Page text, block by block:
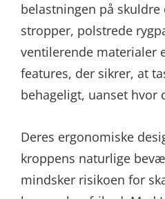
belastningen på skuldre
stropper, polstrede
ventilerende materialer
features, der sikrer, at
behageligt, uanset hvor
Deres ergonomiske
kroppens naturlige
mindsker risikoen for